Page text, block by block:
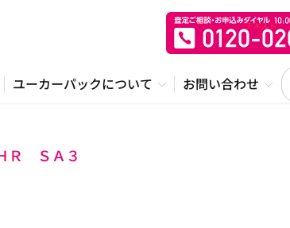
ユーカーパックについて お問い合わせ
Ｒ ＳＡ３